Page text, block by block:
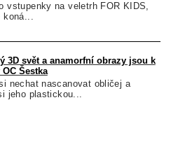
vstupenky na veletrh FOR KIDS,
koná...
3D svět a anamorfní obrazy jsou k
Šestka
nechat nascanovat obličej a
jeho plastickou...